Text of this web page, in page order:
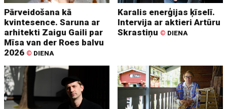
Pārveidošana kā
kvintesence. Saruna ar
arhitekti Zaigu Gaili par
Mīsa van der Roes balvu
2026 © DIENA
Karalis enerģijas ķīselī.
Intervija ar aktieri Artūru
Skrastiņu © DIENA